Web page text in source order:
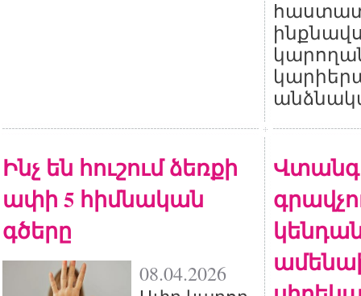
Ինչ են հուշում ձեռքի
ափի 5 հիմնական
գծերը
08.04.2026